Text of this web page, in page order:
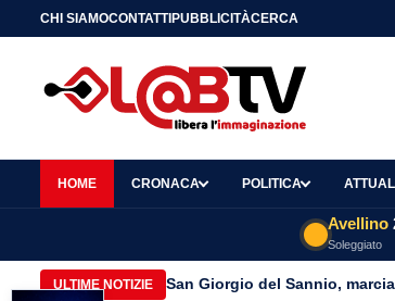
CHI SIAMOCONTATTIPUBBLICITÀCERCA
HOME CRONACA POLITICA
Avellino
Soleggiato
ULTIME NOTIZIE San Giorgio del Sannio,